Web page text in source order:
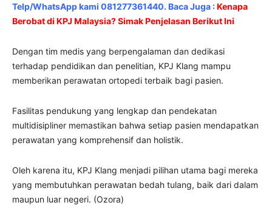
Telp/WhatsApp kami 081277361440. Baca Juga :Kenapa
Berobat di KPJ Malaysia? Simak Penjelasan Berikut Ini
Dengan tim medis yang berpengalaman dan dedikasi
terhadap pendidikan dan penelitian, KPJ Klang mampu
memberikan perawatan ortopedi terbaik bagi pasien.
Fasilitas pendukung yang lengkap dan pendekatan
multidisipliner memastikan bahwa setiap pasien mendapatkan
perawatan yang komprehensif dan holistik.
Oleh karena itu, KPJ Klang menjadi pilihan utama bagi mereka
yang membutuhkan perawatan bedah tulang, baik dari dalam
maupun luar negeri. (Ozora)